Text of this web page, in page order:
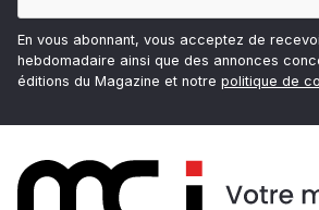
En vous abonnant, vous acceptez de
hebdomadaire ainsi que des annonces
éditions du Magazine et notre politique de